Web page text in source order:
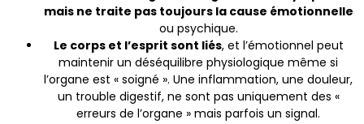
mais ne traite pas toujours la cause émotionnelle
ou psychique.
Le corps et l’esprit sont liés, et l’émotionnel peut
maintenir un déséquilibre physiologique même si
l’organe est « soigné ». Une inflammation, une douleur,
un trouble digestif, ne sont pas uniquement des «
erreurs de l’organe » mais parfois un signal.